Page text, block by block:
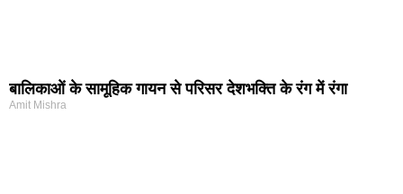
बालिकाओं के सामूहिक गायन से परिसर देशभक्ति के रंग में रंगा
Amit Mishra